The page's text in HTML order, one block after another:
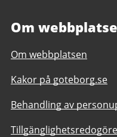
Om
Om webbplatsen
Kakor på goteborg.se
Behandling av